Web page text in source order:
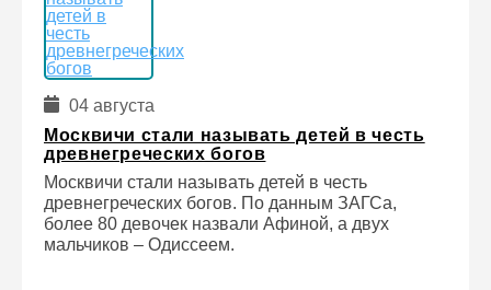
04 августа
Москвичи стали называть детей в честь
древнегреческих богов
Москвичи стали называть детей в честь
древнегреческих богов. По данным ЗАГСа,
более 80 девочек назвали Афиной, а двух
мальчиков – Одиссеем.